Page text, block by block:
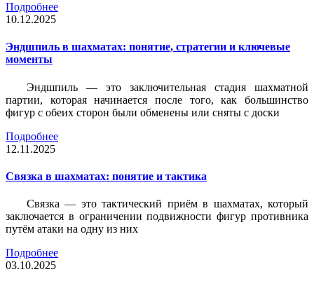
Подробнее
10.12.2025
Эндшпиль в шахматах: понятие, стратегии и ключевые
моменты
Эндшпиль — это заключительная стадия шахматной
партии, которая начинается после того, как большинство
фигур с обеих сторон были обменены или сняты с доски
Подробнее
12.11.2025
Связка в шахматах: понятие и тактика
Связка — это тактический приём в шахматах, который
заключается в ограничении подвижности фигур противника
путём атаки на одну из них
Подробнее
03.10.2025